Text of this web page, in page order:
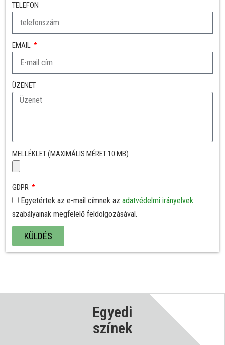
TELEFON
EMAIL
ÜZENET
MELLÉKLET (MAXIMÁLIS MÉRET 10 MB)
GDPR
Egyetértek az e-mail címnek az adatvédelmi irányelvek
szabályainak megfelelő feldolgozásával.
KÜLDÉS
Egyedi
színek